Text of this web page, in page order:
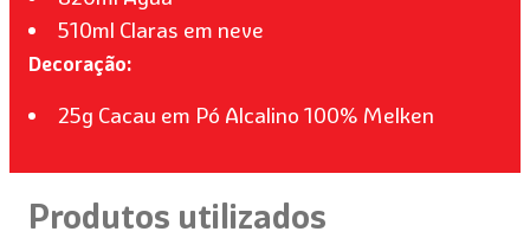
510ml Claras em neve
Decoração:
25g Cacau em Pó Alcalino 100% Melken
Produtos utilizados